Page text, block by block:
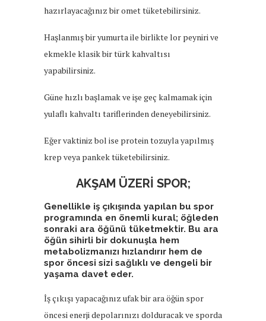
hazırlayacağınız bir omet tüketebilirsiniz.
Haşlanmış bir yumurta ile birlikte lor peyniri ve
ekmekle klasik bir türk kahvaltısı
yapabilirsiniz.
Güne hızlı başlamak ve işe geç kalmamak için
yulaflı kahvaltı tariflerinden deneyebilirsiniz.
Eğer vaktiniz bol ise protein tozuyla yapılmış
krep veya pankek tüketebilirsiniz.
AKŞAM ÜZERİ SPOR;
Genellikle iş çıkışında yapılan bu spor
programında en önemli kural; öğleden
sonraki ara öğünü tüketmektir. Bu ara
öğün sihirli bir dokunuşla hem
metabolizmanızı hızlandırır hem de
spor öncesi sizi sağlıklı ve dengeli bir
yaşama davet eder.
İş çıkışı yapacağınız ufak bir ara öğün spor
öncesi enerji depolarınızı dolduracak ve sporda